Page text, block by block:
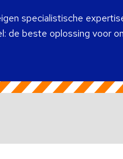
specialistische
de beste oplossing voor